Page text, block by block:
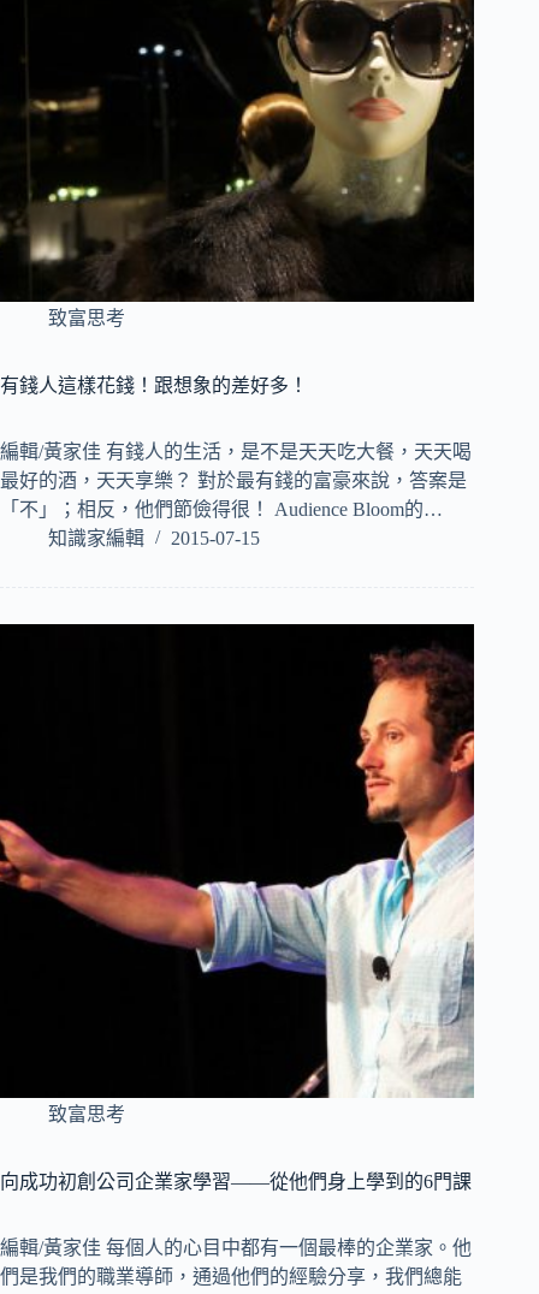
致富思考
有錢人這樣花錢！跟想象的差好多！
編輯/黃家佳 有錢人的生活，是不是天天吃大餐，天天喝
最好的酒，天天享樂？ 對於最有錢的富豪來說，答案是
「不」；相反，他們節儉得很！ Audience Bloom的…
知識家編輯
2015-07-15
致富思考
向成功初創公司企業家學習——從他們身上學到的6門課
編輯/黃家佳 每個人的心目中都有一個最棒的企業家。他
們是我們的職業導師，通過他們的經驗分享，我們總能